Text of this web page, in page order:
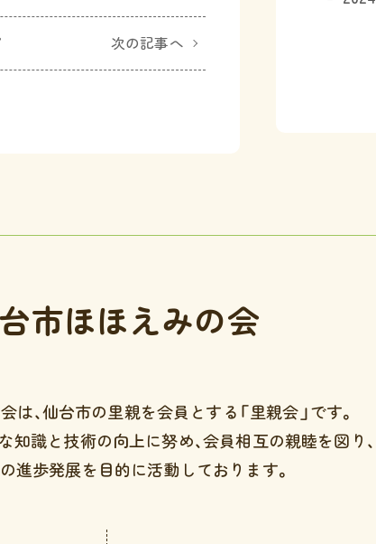
次の記事へ
市ほほえみの会
は、仙台市の里親を会員とする「里親会」です。
知識と技術の向上に努め、会員相互の親睦を図り、
進歩発展を目的に活動しております。